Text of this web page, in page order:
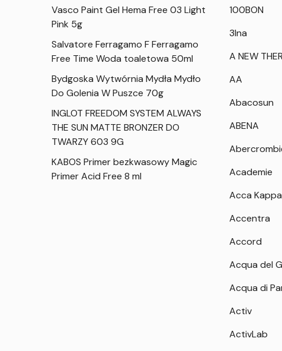
Vasco Paint Gel Hema Free 03 Light
Pink 5g
Salvatore Ferragamo F Ferragamo
Free Time Woda toaletowa 50ml
Bydgoska Wytwórnia Mydła Mydło
Do Golenia W Puszce 70g
INGLOT FREEDOM SYSTEM ALWAYS
THE SUN MATTE BRONZER DO
TWARZY 603 9G
KABOS Primer bezkwasowy Magic
Primer Acid Free 8 ml
100BON
3Ina
A NEW
AA
Abacosun
ABENA
Academie
Acca Kappa
Accentra
Accord
Acqua del
Acqua di
Activ
ActivLab